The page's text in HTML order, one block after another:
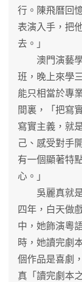
行。陳飛曆回
表演入手，把
去。」
澳門演藝學
班，晚上來學
能只相當於專
間裏，「把寫
寫實主義，就
己、感受對手
有一個顯著特
心。」
吳麗真就是
四年，白天做
中，她飾演粵
時，她讀完劇
個作品是喜劇
真「讀完劇本